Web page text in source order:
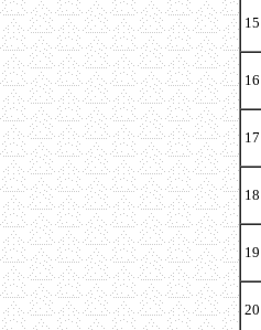
15
16
17
18
19
20